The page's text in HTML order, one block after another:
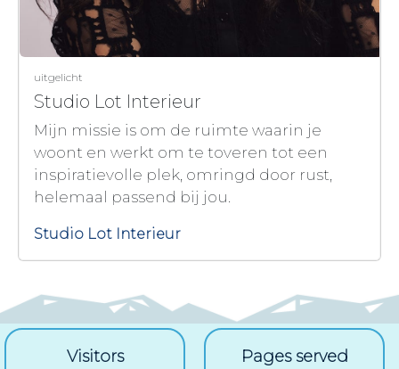
uitgelicht
Studio Lot Interieur
Mijn missie is om de ruimte waarin je
woont en werkt om te toveren tot een
inspiratievolle plek, omringd door rust,
helemaal passend bij jou.
Studio Lot Interieur
Visitors Pages served